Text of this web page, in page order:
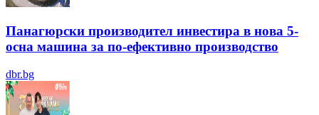
Панагюрски производител инвестира в нова 5-
осна машина за по-ефективно производство
dbr.bg